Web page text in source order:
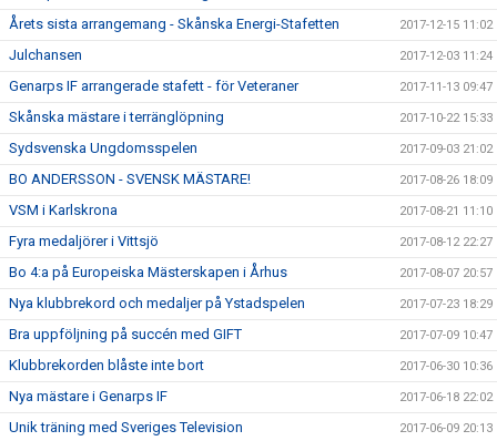
Årets sista arrangemang - Skånska Energi-Stafetten 2017-12-15 11:02
Julchansen 2017-12-03 11:24
Genarps IF arrangerade stafett - för Veteraner 2017-11-13 09:47
Skånska mästare i terränglöpning 2017-10-22 15:33
Sydsvenska Ungdomsspelen 2017-09-03 21:02
BO ANDERSSON - SVENSK MÄSTARE! 2017-08-26 18:09
VSM i Karlskrona 2017-08-21 11:10
Fyra medaljörer i Vittsjö 2017-08-12 22:27
Bo 4:a på Europeiska Mästerskapen i Århus 2017-08-07 20:57
Nya klubbrekord och medaljer på Ystadspelen 2017-07-23 18:29
Bra uppföljning på succén med GIFT 2017-07-09 10:47
Klubbrekorden blåste inte bort 2017-06-30 10:36
Nya mästare i Genarps IF 2017-06-18 22:02
Unik träning med Sveriges Television 2017-06-09 20:13